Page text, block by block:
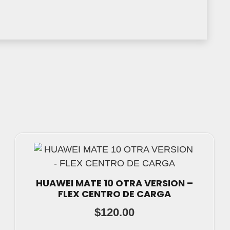
HUAWEI MATE 10 OTRA VERSION –
FLEX CENTRO DE CARGA
$120.00